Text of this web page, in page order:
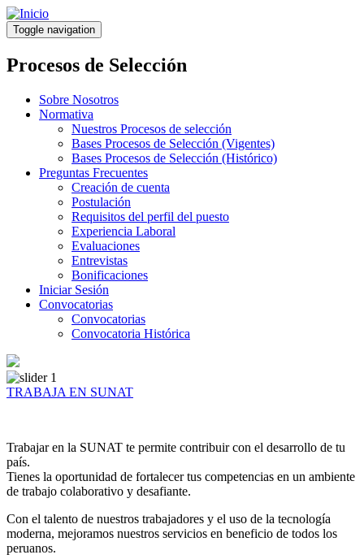
Pasar
al
contenido
principal
Toggle navigation
Procesos de Selección
Sobre Nosotros
Normativa
Nuestros Procesos de selección
Bases Procesos de Selección (Vigentes)
Bases Procesos de Selección (Histórico)
Preguntas Frecuentes
Creación de cuenta
Postulación
Requisitos del perfil del puesto
Experiencia Laboral
Evaluaciones
Entrevistas
Bonificaciones
Iniciar Sesión
Convocatorias
Convocatorias
Convocatoria Histórica
TRABAJA EN SUNAT
Trabajar en la SUNAT te permite contribuir con el desarrollo de tu
país.
Tienes la oportunidad de fortalecer tus competencias en un ambiente
de trabajo colaborativo y desafiante.
Con el talento de nuestros trabajadores y el uso de la tecnología
moderna, mejoramos nuestros servicios en beneficio de todos los
peruanos.